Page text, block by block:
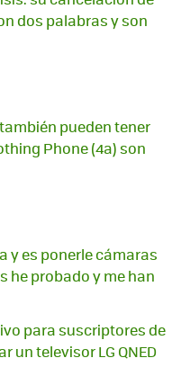
dos palabras y son
pueden tener
Phone (4a) son
y es ponerle cámaras
he probado y me han
para suscriptores de
un televisor LG QNED